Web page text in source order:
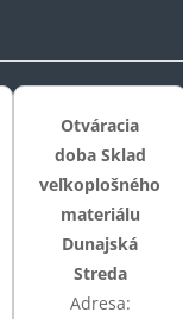
Otváracia
doba Sklad
veľkoplošného
materiálu
Dunajská
Streda
Adresa: